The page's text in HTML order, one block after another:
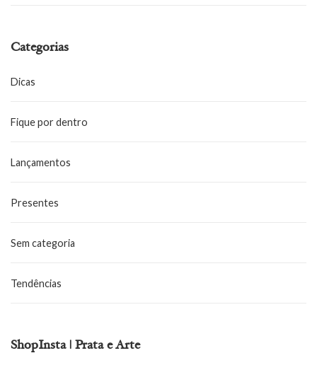
Categorias
Dicas
Fique por dentro
Lançamentos
Presentes
Sem categoria
Tendências
ShopInsta | Prata e Arte